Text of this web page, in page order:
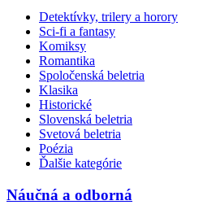
Detektívky, trilery a horory
Sci-fi a fantasy
Komiksy
Romantika
Spoločenská beletria
Klasika
Historické
Slovenská beletria
Svetová beletria
Poézia
Ďalšie kategórie
Náučná a odborná